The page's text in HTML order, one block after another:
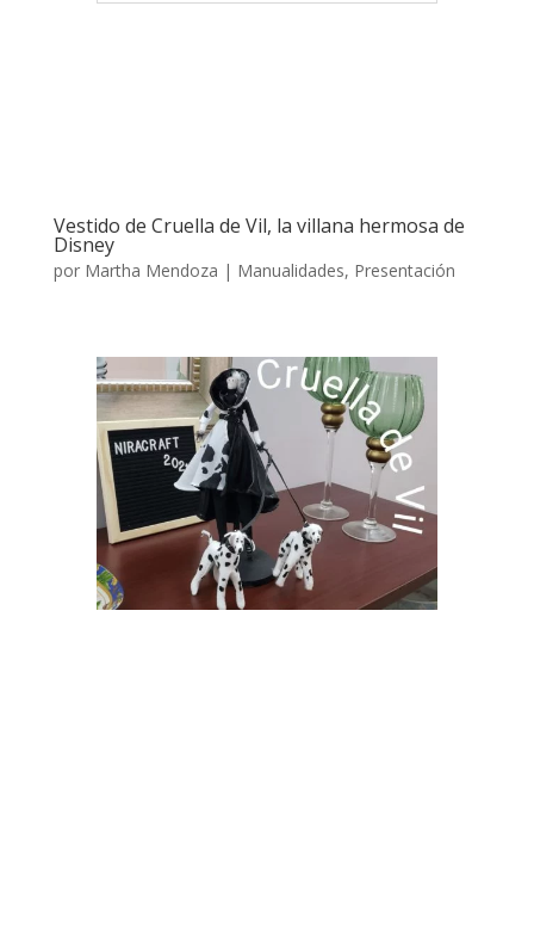
Vestido de Cruella de Vil, la villana hermosa de
Disney
por Martha Mendoza | Manualidades, Presentación